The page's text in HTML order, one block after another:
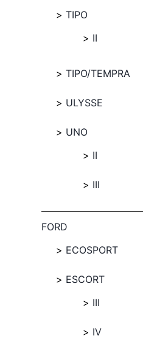
TIPO
II
TIPO/TEMPRA
ULYSSE
UNO
II
III
FORD
ECOSPORT
ESCORT
III
IV